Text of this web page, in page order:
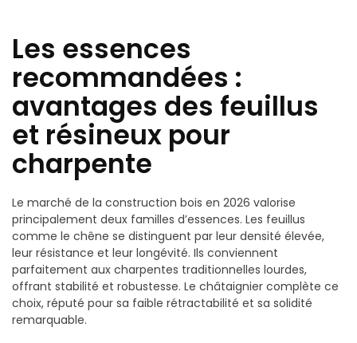
Les essences
recommandées :
avantages des feuillus
et résineux pour
charpente
Le marché de la construction bois en 2026 valorise
principalement deux familles d’essences. Les feuillus
comme le chêne se distinguent par leur densité élevée,
leur résistance et leur longévité. Ils conviennent
parfaitement aux charpentes traditionnelles lourdes,
offrant stabilité et robustesse. Le châtaignier complète ce
choix, réputé pour sa faible rétractabilité et sa solidité
remarquable.